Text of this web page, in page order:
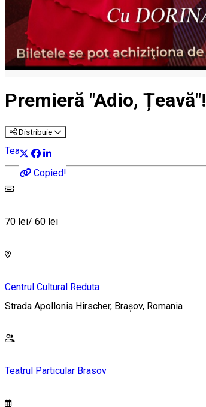
Premieră "Adio, Țeavă"!
Distribuie
Copied!
Teatru
70 lei/ 60 lei
Centrul Cultural Reduta
Strada Apollonia Hirscher, Brașov, Romania
Teatrul Particular Brasov